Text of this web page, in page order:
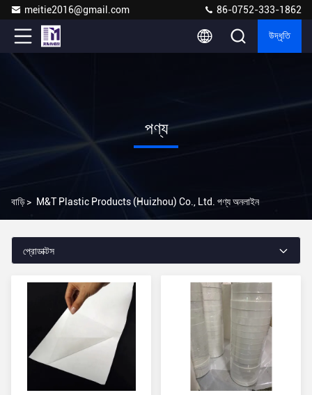
meitie2016@gmail.com 86-0752-333-1862
উদ্ধৃতি
পণ্য
বাড়ি> M&T Plastic Products (Huizhou) Co., Ltd. পণ্য অনলাইন
প্রোডাক্টস